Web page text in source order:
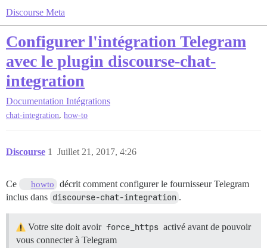
Discourse Meta
Configurer l'intégration Telegram
avec le plugin discourse-chat-
integration
Documentation Intégrations
chat-integration, how-to
Discourse Juillet 21, 2017, 4:26
1
Ce howto
décrit comment configurer le fournisseur Telegram
inclus dans discourse-chat-integration .
Votre site doit avoir force_https activé avant de pouvoir
vous connecter à Telegram